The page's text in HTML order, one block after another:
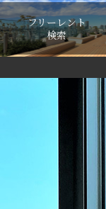
フリーレント
検索